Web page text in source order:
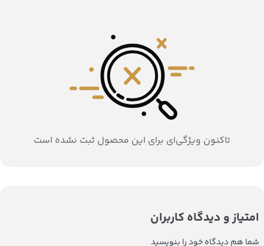
تاکنون ویژگی‌ای برای این محصول ثبت نشده است
امتیاز و دیدگاه کاربران
شما هم دیدگاه خود را بنویسید